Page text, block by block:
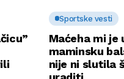
Sportske vesti
Maćeha mi je
maminsku
nije ni slutila